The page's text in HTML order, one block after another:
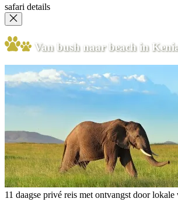
safari details
Van bush naar beach in
11 daagse privé reis met ontvangst door